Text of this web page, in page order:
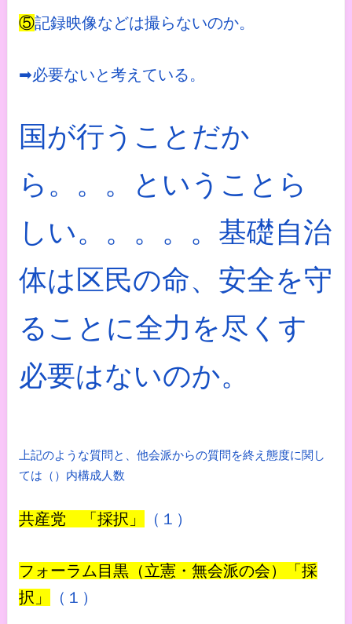
⑤記録映像などは撮らないのか。
➡必要ないと考えている。
国が行うことだか
ら。。。ということら
しい。。。。。基礎自治
体は区民の命、安全を守
ることに全力を尽くす
必要はないのか。
上記のような質問と、他会派からの質問を終え態度に関し
ては（）内構成人数
共産党 「採択」 （１）
フォーラム目黒（立憲・無会派の会）「採
択」
（１）